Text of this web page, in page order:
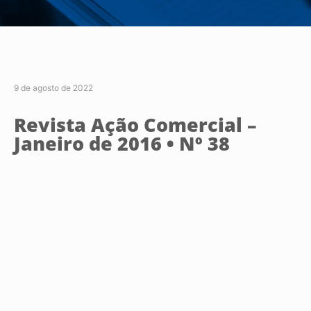
9 de agosto de 2022
Revista Ação Comercial –
Janeiro de 2016 • Nº 38